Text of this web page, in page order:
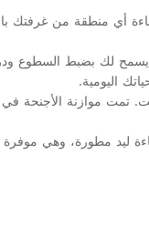
أي منطقة من غرفتك
يسمح لك بضبط السطوع
اليومية.
تمت موازنة الأجنحة في
ليد مطورة، وهي موفرة